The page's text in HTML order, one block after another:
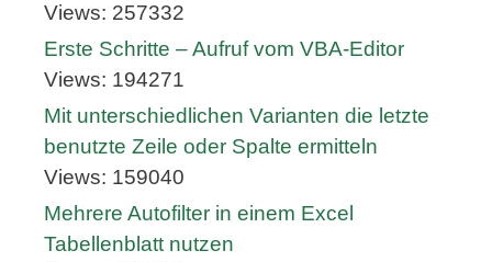
Views: 257332
Erste Schritte – Aufruf vom VBA-Editor
Views: 194271
Mit unterschiedlichen Varianten die letzte
benutzte Zeile oder Spalte ermitteln
Views: 159040
Mehrere Autofilter in einem Excel
Tabellenblatt nutzen